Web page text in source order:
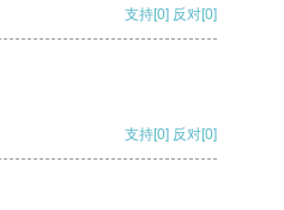
支持[0] 反对[0]
支持[0] 反对[0]